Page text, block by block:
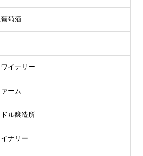
萄酒
イナリー
ーム
ル醸造所
ナリー